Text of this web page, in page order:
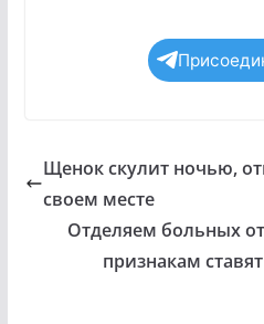
Щенок скулит ночью,
своем месте
Отделяем больных
признакам